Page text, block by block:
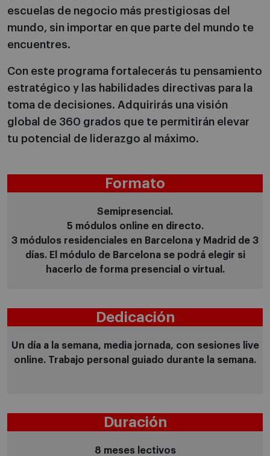
escuelas de negocio más prestigiosas del
mundo, sin importar en que parte del mundo te
encuentres.
Con este programa fortalecerás tu pensamiento
estratégico y las habilidades directivas para la
toma de decisiones. Adquirirás una visión
global de 360 grados que te permitirán elevar
tu potencial de liderazgo al máximo.
Formato
Semipresencial.
5 módulos online en directo.
3 módulos residenciales en Barcelona y Madrid de 3
días. El módulo de Barcelona se podrá elegir si
hacerlo de forma presencial o virtual.
Dedicación
Un día a la semana, media jornada, con sesiones live
online. Trabajo personal guiado durante la semana.
Duración
8 meses lectivos